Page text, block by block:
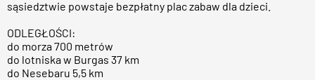
sąsiedztwie powstaje bezpłatny plac zabaw dla dzieci.
ODLEGŁOŚCI:
do morza 700 metrów
do lotniska w Burgas 37 km
do Nesebaru 5,5 km